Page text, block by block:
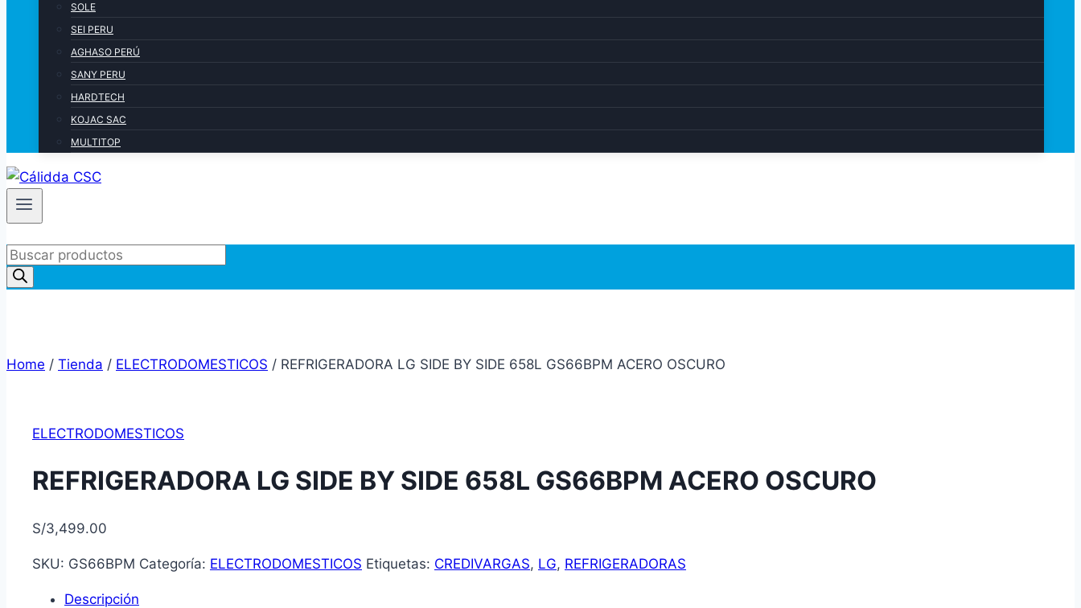
SOLE
SEI PERU
AGHASO PERÚ
SANY PERU
HARDTECH
KOJAC SAC
MULTITOP
Products
search
Home / Tienda / ELECTRODOMESTICOS / REFRIGERADORA LG SIDE BY SIDE 658L GS66BPM ACERO OSCURO
ELECTRODOMESTICOS
REFRIGERADORA LG SIDE BY SIDE 658L GS66BPM ACERO OSCURO
S/3,499.00
SKU: GS66BPM Categoría: ELECTRODOMESTICOS Etiquetas: CREDIVARGAS, LG, REFRIGERADORAS
Descripción